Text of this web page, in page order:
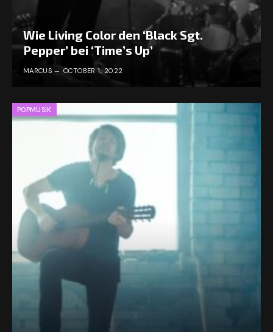
Wie Living Color den ‘Black Sgt.
Pepper’ bei ‘Time’s Up’
MARCUS OCTOBER 1, 2022
POPMUSIK